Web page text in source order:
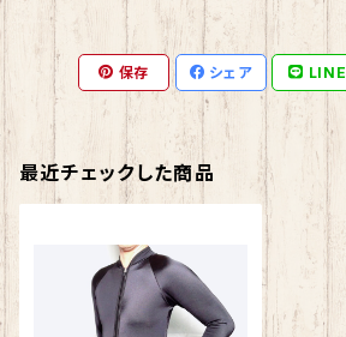
保存 シェア LINE
最近チェックした商品